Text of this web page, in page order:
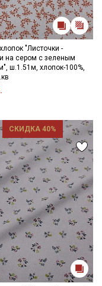
"Листочки -
на сером с зеленым
ш.1.51м, хлопок-100%,
СКИДКА 40%